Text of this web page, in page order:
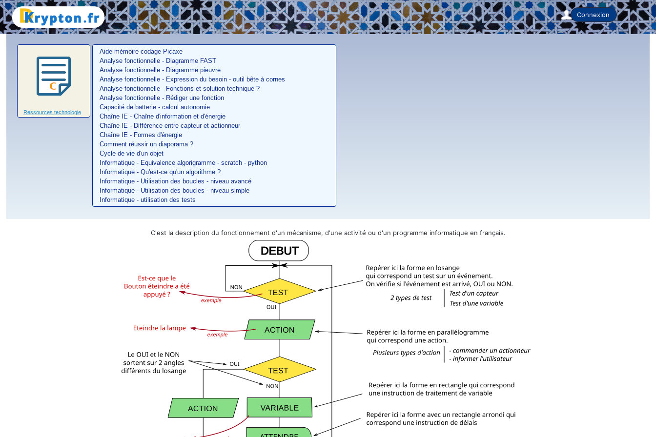
Home
Connexion
Ressources technologie
Aide mémoire codage Picaxe
Analyse fonctionnelle - Diagramme FAST
Analyse fonctionnelle - Diagramme pieuvre
Analyse fonctionnelle - Expression du besoin - outil bête à cornes
Analyse fonctionnelle - Fonctions et solution technique ?
Analyse fonctionnelle - Rédiger une fonction
Capacité de batterie - calcul autonomie
Chaîne IE - Chaîne d'information et d'énergie
Chaîne IE - Différence entre capteur et actionneur
Chaîne IE - Formes d'énergie
Comment réussir un diaporama ?
Cycle de vie d'un objet
Informatique - Equivalence algorigramme - scratch - python
Informatique - Qu'est-ce qu'un algorithme ?
Informatique - Utilisation des boucles - niveau avancé
Informatique - Utilisation des boucles - niveau simple
Informatique - utilisation des tests
C'est la description du fonctionnement d'un mécanisme, d'une activité ou d'un programme informatique en français.